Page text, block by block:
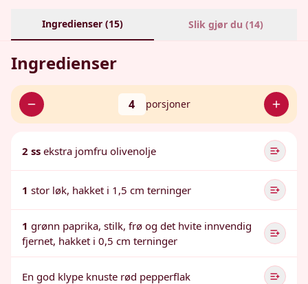
Ingredienser (15) Slik gjør du (14)
Ingredienser
4 porsjoner
2 ss ekstra jomfru olivenolje
1 stor løk, hakket i 1,5 cm terninger
1 grønn paprika, stilk, frø og det hvite innvendig
fjernet, hakket i 0,5 cm terninger
En god klype knuste rød pepperflak